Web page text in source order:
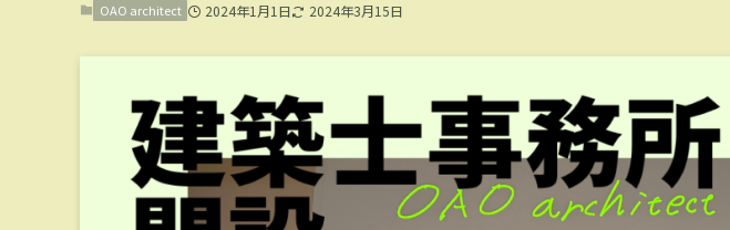
OAO architect 2024年1月1日 2024年3月15日